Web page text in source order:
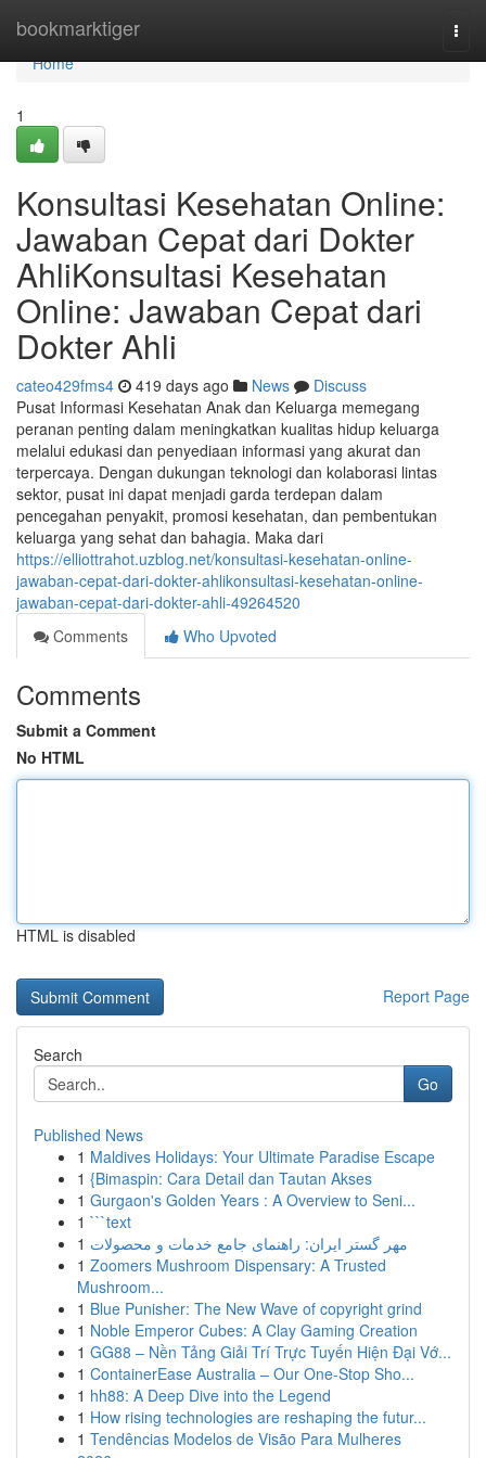
bookmarktiger
Home
Home
1
Konsultasi Kesehatan Online:
Jawaban Cepat dari Dokter
AhliKonsultasi Kesehatan
Online: Jawaban Cepat dari
Dokter Ahli
cateo429fms4 419 days ago News
Discuss
Pusat Informasi Kesehatan Anak dan Keluarga memegang
peranan penting dalam meningkatkan kualitas hidup keluarga
melalui edukasi dan penyediaan informasi yang akurat dan
terpercaya. Dengan dukungan teknologi dan kolaborasi lintas
sektor, pusat ini dapat menjadi garda terdepan dalam
pencegahan penyakit, promosi kesehatan, dan pembentukan
keluarga yang sehat dan bahagia. Maka dari
https://elliottrahot.uzblog.net/konsultasi-kesehatan-online-
jawaban-cepat-dari-dokter-ahlikonsultasi-kesehatan-online-
jawaban-cepat-dari-dokter-ahli-49264520
Comments
Who Upvoted
Comments
Submit a Comment
No HTML
HTML is disabled
Report Page
Search
Go
Published News
1 Maldives Holidays: Your Ultimate Paradise Escape
1 {Bimaspin: Cara Detail dan Tautan Akses
1 Gurgaon's Golden Years : A Overview to Seni...
1 ```text
1 مهر گستر ایران: راهنمای جامع خدمات و محصولات
1 Zoomers Mushroom Dispensary: A Trusted
Mushroom...
1 Blue Punisher: The New Wave of copyright grind
1 Noble Emperor Cubes: A Clay Gaming Creation
1 GG88 – Nền Tảng Giải Trí Trực Tuyến Hiện Đại Vớ...
1 ContainerEase Australia – Our One-Stop Sho...
1 hh88: A Deep Dive into the Legend
1 How rising technologies are reshaping the futur...
1 Tendências Modelos de Visão Para Mulheres